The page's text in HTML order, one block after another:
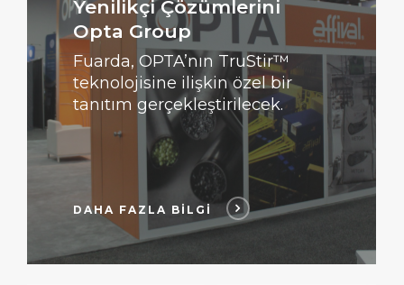
Yenilikçi Çözümlerini
Opta Group
Fuarda, OPTA’nın TruStir™
teknolojisine ilişkin özel bir
tanıtım gerçekleştirilecek.
DAHA FAZLA BİLGİ